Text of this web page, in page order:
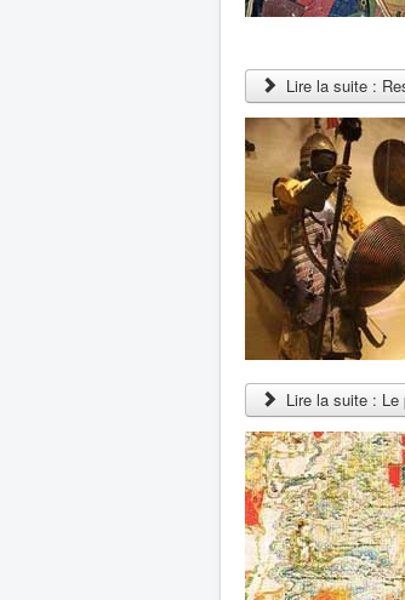
Lire la suite :
Lire la suite :